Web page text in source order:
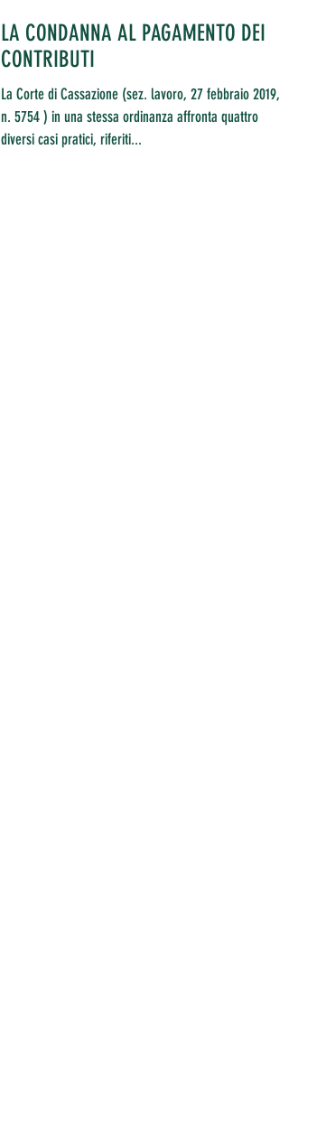
LA CONDANNA AL PAGAMENTO DEI
CONTRIBUTI
La Corte di Cassazione (sez. lavoro, 27 febbraio 2019,
n. 5754 ) in una stessa ordinanza affronta quattro
diversi casi pratici, riferiti...